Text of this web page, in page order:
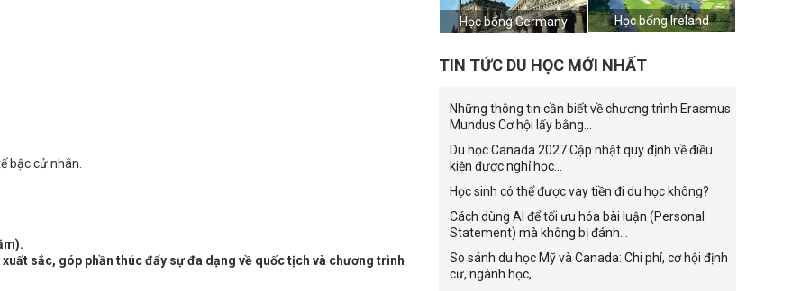
bậc cử nhân.
sắc, góp phần thúc đẩy sự đa dạng về quốc tịch và chương trình
Học bổng Germany Học bổng Ireland
TIN TỨC DU HỌC MỚI NHẤT
Những thông tin cần biết về chương trình Erasmus
Mundus Cơ hội lấy bằng...
Du học Canada 2027 Cập nhật quy định về điều
kiện được nghỉ học...
Học sinh có thể được vay tiền đi du học không?
Cách dùng AI để tối ưu hóa bài luận (Personal
Statement) mà không bị đánh...
So sánh du học Mỹ và Canada: Chi phí, cơ hội định
cư, ngành học,...